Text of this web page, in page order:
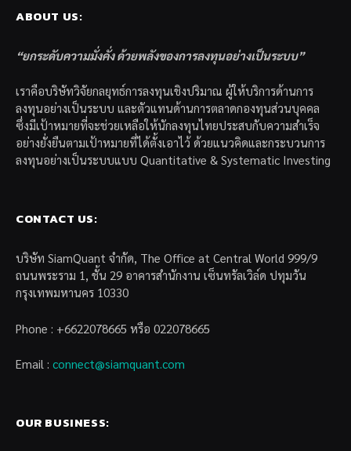
ABOUT US:
“ยกระดับความมั่งคั่ง ด้วยพลังของการลงทุนอย่างเป็นระบบ”
เราคือบริษัทวิจัยกลยุทธ์การลงทุนเชิงปริมาณ ผู้ให้บริการด้านการ
ลงทุนอย่างเป็นระบบ และตัวแทนด้านการตลาดกองทุนส่วนบุคคล
ซึ่งมีเป้าหมายที่จะช่วยเหลือให้นักลงทุนไทยประสบกับความสำเร็จ
อย่างยั่งยืนตามเป้าหมายที่ได้ตั้งเอาไว้ ด้วยแนวคิดและกระบวนการ
ลงทุนอย่างเป็นระบบแบบ Quantitative & Systematic Investing
CONTACT US:
บริษัท SiamQuant จำกัด, The Office at Central World 999/9
ถนนพระราม 1, ชั้น 29 อาคารสำนักงาน เซ็นทรัลเวิล์ด ปทุมวัน
กรุงเทพมหานคร 10330
Phone : +6622078665 หรือ 022078665
Email : connect@siamquant.com
OUR BUSINESS: